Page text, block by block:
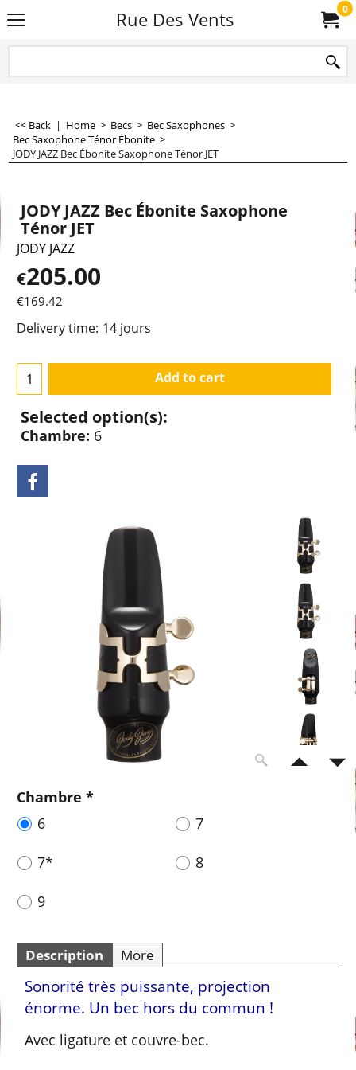
Rue Des Vents 0
<< Back | Home > Becs > Bec Saxophones >
Bec Saxophone Ténor Ébonite >
JODY JAZZ Bec Ébonite Saxophone Ténor JET
JODY JAZZ Bec Ébonite Saxophone
Ténor JET
JODY JAZZ
€205.00
€169.42
Delivery time: 14 jours
Add to cart
Selected option(s):
Chambre: 6
Chambre *
6
7
7* 8
9
Description More
Sonorité très puissante, projection
énorme. Un bec hors du commun !
Avec ligature et couvre-bec.